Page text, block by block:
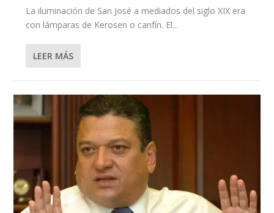
La iluminación de San José a mediados del siglo XIX era
con lámparas de Kerosen o canfín. El...
LEER MÁS